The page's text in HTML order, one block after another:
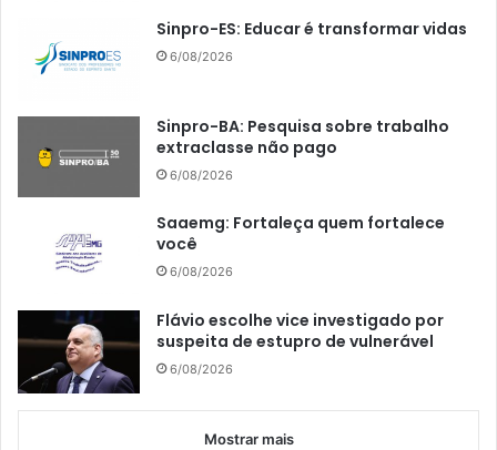
Sinpro-ES: Educar é transformar vidas
6/08/2026
Sinpro-BA: Pesquisa sobre trabalho
extraclasse não pago
6/08/2026
Saaemg: Fortaleça quem fortalece
você
6/08/2026
Flávio escolhe vice investigado por
suspeita de estupro de vulnerável
6/08/2026
Mostrar mais